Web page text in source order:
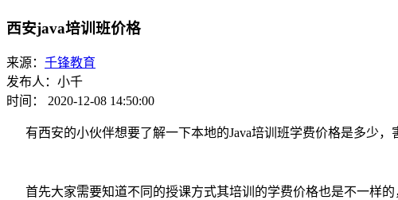
西安java培训班价格
来源： 千锋教育
发布人：小千
时间： 2020-12-08 14:50:00
有西安的小伙伴想要了解一下本地的Java培训班学费价格是多少，
首先大家需要知道不同的授课方式其培训的学费价格也是不一样的